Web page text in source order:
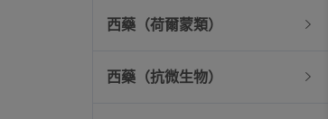
西藥（荷爾蒙類）
西藥（抗微生物）